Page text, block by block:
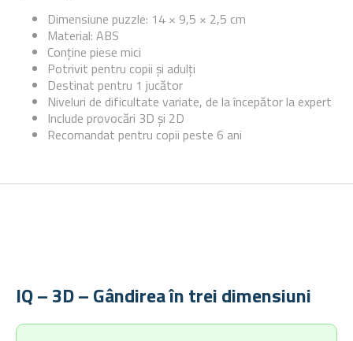
Dimensiune puzzle: 14 × 9,5 × 2,5 cm
Material: ABS
Conține piese mici
Potrivit pentru copii și adulți
Destinat pentru 1 jucător
Niveluri de dificultate variate, de la începător la expert
Include provocări 3D și 2D
Recomandat pentru copii peste 6 ani
IQ – 3D – Gândirea în trei dimensiuni